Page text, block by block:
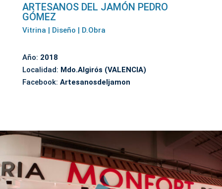
ARTESANOS DEL JAMÓN PEDRO
GÓMEZ
Vitrina | Diseño | D.Obra
Año: 2018
Localidad: Mdo.Algirós (VALENCIA)
Facebook: Artesanosdeljamon